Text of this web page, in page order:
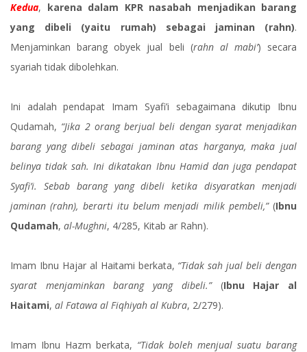
Kedua, karena dalam KPR nasabah menjadikan barang
yang dibeli (yaitu rumah) sebagai jaminan (rahn).
Menjaminkan barang obyek jual beli (rahn al mabi’) secara
syariah tidak dibolehkan.
Ini adalah pendapat Imam Syafi’i sebagaimana dikutip Ibnu
Qudamah, “Jika 2 orang berjual beli dengan syarat menjadikan
barang yang dibeli sebagai jaminan atas harganya, maka jual
belinya tidak sah. Ini dikatakan Ibnu Hamid dan juga pendapat
Syafi’i. Sebab barang yang dibeli ketika disyaratkan menjadi
jaminan (rahn), berarti itu belum menjadi milik pembeli,”(Ibnu
Qudamah, al-Mughni, 4/285, Kitab ar Rahn).
Imam Ibnu Hajar al Haitami berkata, “Tidak sah jual beli dengan
syarat menjaminkan barang yang dibeli.”(Ibnu Hajar al
Haitami, al Fatawa al Fiqhiyah al Kubra, 2/279).
Imam Ibnu Hazm berkata, “Tidak boleh menjual suatu barang